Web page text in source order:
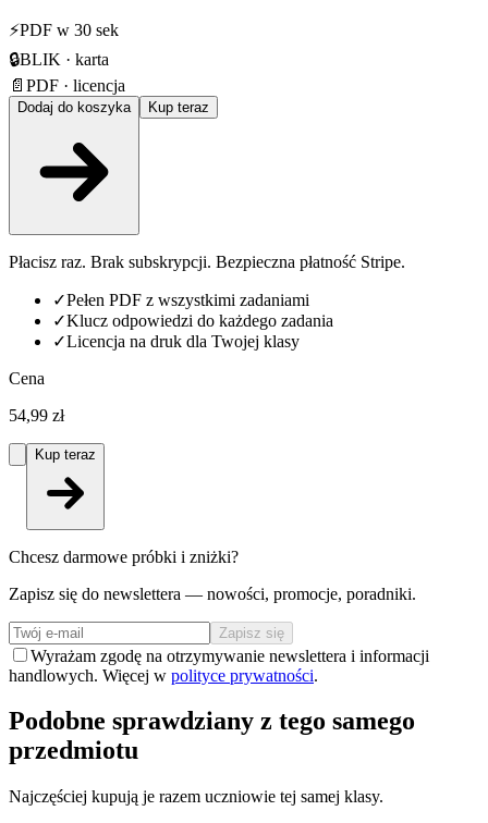
⚡PDF w 30 sek
🔒BLIK · karta
📄 PDF · licencja
Dodaj do koszyka Kup teraz
Płacisz raz. Brak subskrypcji. Bezpieczna płatność Stripe.
✓Pełen PDF z wszystkimi zadaniami
✓Klucz odpowiedzi do każdego zadania
✓Licencja na druk dla Twojej klasy
Cena
54,99 zł
Kup teraz
Chcesz darmowe próbki i zniżki?
Zapisz się do newslettera — nowości, promocje, poradniki.
Zapisz się
Wyrażam zgodę na otrzymywanie newslettera i informacji
handlowych. Więcej w polityce prywatności.
Podobne sprawdziany z tego samego
przedmiotu
Najczęściej kupują je razem uczniowie tej samej klasy.